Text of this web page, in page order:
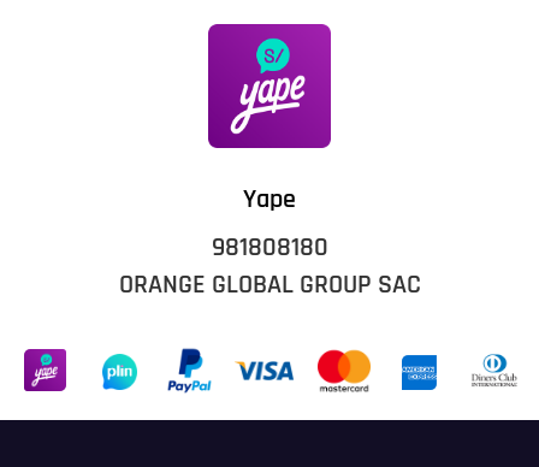
Yape
981808180
ORANGE GLOBAL GROUP SAC